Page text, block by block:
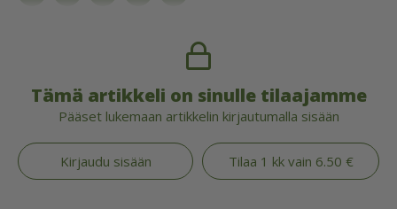
Tämä artikkeli on sinulle tilaajamme
Pääset lukemaan artikkelin kirjautumalla sisään
Kirjaudu sisään Tilaa 1 kk vain 6.50 €